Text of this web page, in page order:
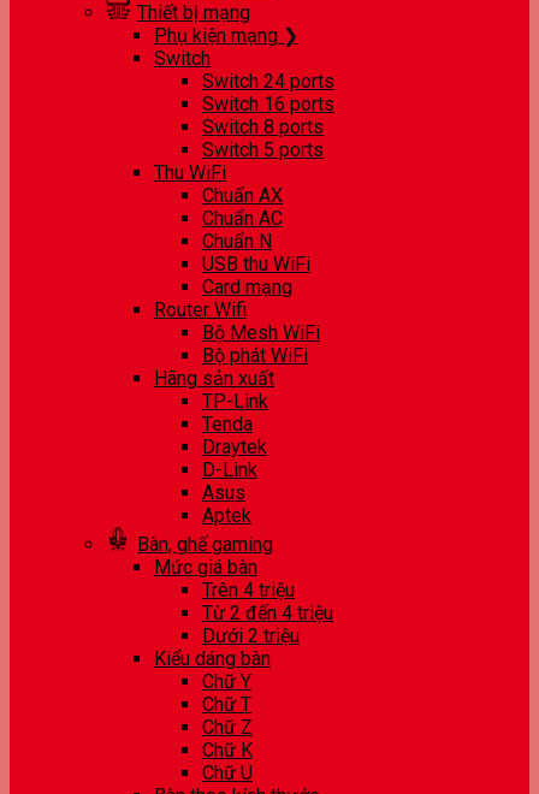
Thiết bị mạng
Phụ kiện mạng ❯
Switch
Switch 24 ports
Switch 16 ports
Switch 8 ports
Switch 5 ports
Thu WiFi
Chuẩn AX
Chuẩn AC
Chuẩn N
USB thu WiFi
Card mạng
Router Wifi
Bộ Mesh WiFi
Bộ phát WiFi
Hãng sản xuất
TP-Link
Tenda
Draytek
D-Link
Asus
Aptek
Bàn, ghế gaming
Mức giá bàn
Trên 4 triệu
Từ 2 đến 4 triệu
Dưới 2 triệu
Kiểu dáng bàn
Chữ Y
Chữ T
Chữ Z
Chữ K
Chữ U